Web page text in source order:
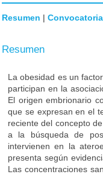
Resumen | Convocatoria
Resumen
La obesidad es un
participan en la
El origen embrionario
que se expresan en el
reciente del concepto
a la búsqueda de
intervienen en la
presenta según
Las concentraciones